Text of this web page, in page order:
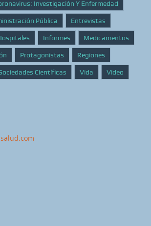
Investigación Y Enfermedad
Pública Entrevistas
Informes Medicamentos
Protagonistas Regiones
Científicas Vida Video